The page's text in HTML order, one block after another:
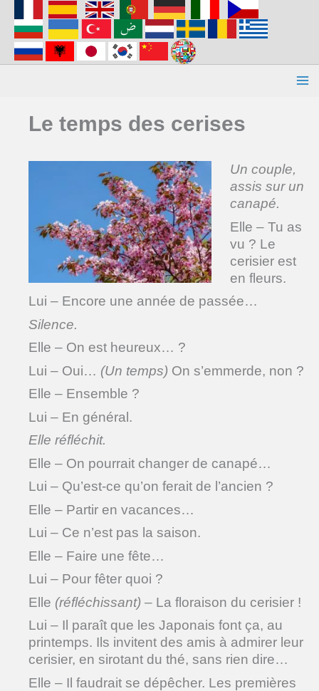
contenu
Le temps des cerises
Un couple,
assis sur un
canapé.
Elle – Tu as
vu ? Le
cerisier est
en fleurs.
Lui – Encore une année de passée…
Silence.
Elle – On est heureux… ?
Lui – Oui… (Un temps) On s’emmerde, non ?
Elle – Ensemble ?
Lui – En général.
Elle réfléchit.
Elle – On pourrait changer de canapé…
Lui – Qu’est-ce qu’on ferait de l’ancien ?
Elle – Partir en vacances…
Lui – Ce n’est pas la saison.
Elle – Faire une fête…
Lui – Pour fêter quoi ?
Elle (réfléchissant) – La floraison du cerisier !
Lui – Il paraît que les Japonais font ça, au
printemps. Ils invitent des amis à admirer leur
cerisier, en sirotant du thé, sans rien dire…
Elle – Il faudrait se dépêcher. Les premières